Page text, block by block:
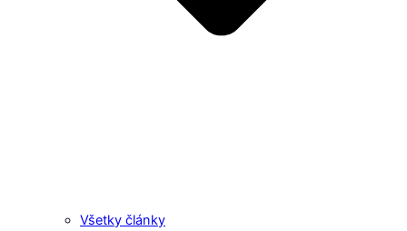
Všetky články